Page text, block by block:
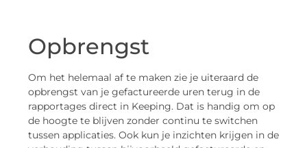
Opbrengst
Om het helemaal af te maken zie je uiteraard de
opbrengst van je gefactureerde uren terug in de
rapportages direct in Keeping. Dat is handig om op
de hoogte te blijven zonder continu te switchen
tussen applicaties. Ook kun je inzichten krijgen in de